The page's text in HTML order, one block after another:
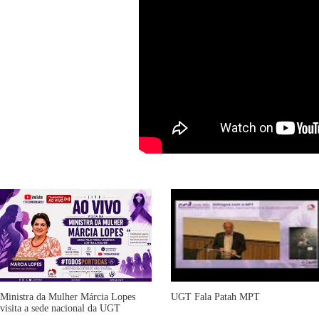
Ministra da Mulher Márcia Lopes
visita a sede nacional da UGT
UGT Fala Patah MPT